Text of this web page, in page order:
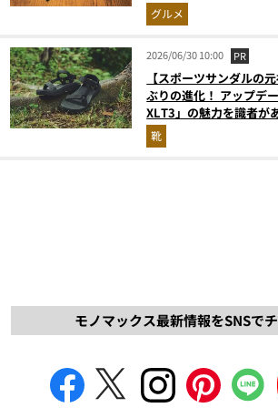
グルメ
2026/06/30 10:00 PR
【スポーツサンダルの
ぶりの進化！ アップデ
XLT3」の魅力を識者が
解説！
靴
モノマックス最新情報をSNSで